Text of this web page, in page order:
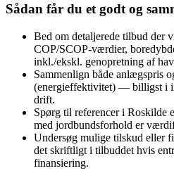
Sådan får du et godt og
Bed om detaljerede tilbud der
COP/SCOP‑værdier,
inkl./ekskl. genopretning af
Sammenlign både anlægspris
(energieffektivitet) — billigst i
drift.
Spørg til referencer i
med jordbundsforhold er
Undersøg mulige tilskud eller
det skriftligt i tilbuddet hvis
finansiering.